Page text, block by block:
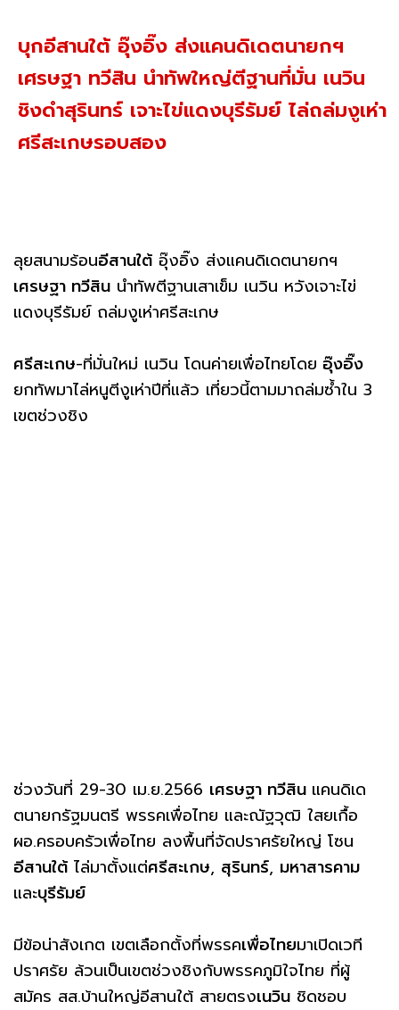
บุกอีสานใต้ อุ๊งอิ๊ง ส่งแคนดิเดตนายกฯ
เศรษฐา ทวีสิน นำทัพใหญ่ตีฐานที่มั่น เนวิน
ชิงดำสุรินทร์ เจาะไข่แดงบุรีรัมย์ ไล่ถล่มงูเห่า
ศรีสะเกษรอบสอง
ลุยสนามร้อนอีสานใต้ อุ๊งอิ๊ง ส่งแคนดิเดตนายกฯ
เศรษฐา ทวีสิน นำทัพตีฐานเสาเข็ม เนวิน หวังเจาะไข่
แดงบุรีรัมย์ ถล่มงูเห่าศรีสะเกษ
ศรีสะเกษ-ที่มั่นใหม่ เนวิน โดนค่ายเพื่อไทยโดย อุ๊งอิ๊ง
ยกทัพมาไล่หนูตีงูเห่าปีที่แล้ว เที่ยวนี้ตามมาถล่มซ้ำใน 3
เขตช่วงชิง
ช่วงวันที่ 29-30 เม.ย.2566 เศรษฐา ทวีสิน แคนดิเด
ตนายกรัฐมนตรี พรรคเพื่อไทย และณัฐวุฒิ ใสยเกื้อ
ผอ.ครอบครัวเพื่อไทย ลงพื้นที่จัดปราศรัยใหญ่ โซน
อีสานใต้ ไล่มาตั้งแต่ศรีสะเกษ, สุรินทร์, มหาสารคาม
และบุรีรัมย์
มีข้อน่าสังเกต เขตเลือกตั้งที่พรรคเพื่อไทยมาเปิดเวที
ปราศรัย ล้วนเป็นเขตช่วงชิงกับพรรคภูมิใจไทย ที่ผู้
สมัคร สส.บ้านใหญ่อีสานใต้ สายตรงเนวิน ชิดชอบ